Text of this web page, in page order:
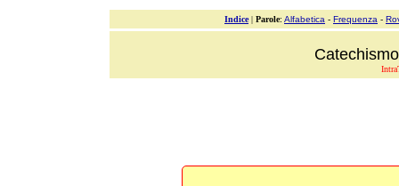
Indice| Parole: Alfabetica - Frequenza -